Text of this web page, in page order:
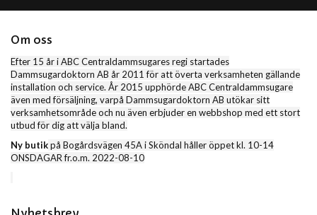
Om oss
Efter 15 år i ABC Centraldammsugares regi startades
Dammsugardoktorn AB år 2011 för att överta verksamheten gällande
installation och service. År 2015 upphörde ABC Centraldammsugare
även med försäljning, varpå Dammsugardoktorn AB utökar sitt
verksamhetsområde och nu även erbjuder en webbshop med ett stort
utbud för dig att välja bland.
Ny butikpå Bogårdsvägen 45A i Sköndal håller öppet kl. 10-14
ONSDAGAR fr.o.m. 2022-08-10